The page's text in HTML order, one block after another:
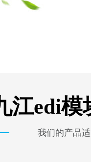
江edi模
我们的产品